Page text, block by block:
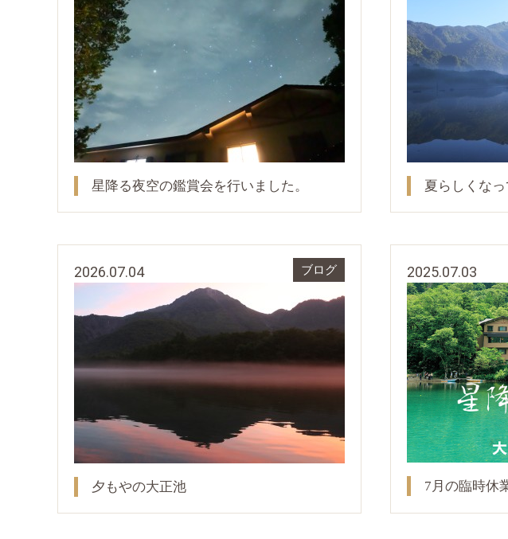
星降る夜空の鑑賞会を行いました。 夏らしくなっ
2026.07.04 ブログ
夕もやの大正池
2025.07.03
7月の臨時休